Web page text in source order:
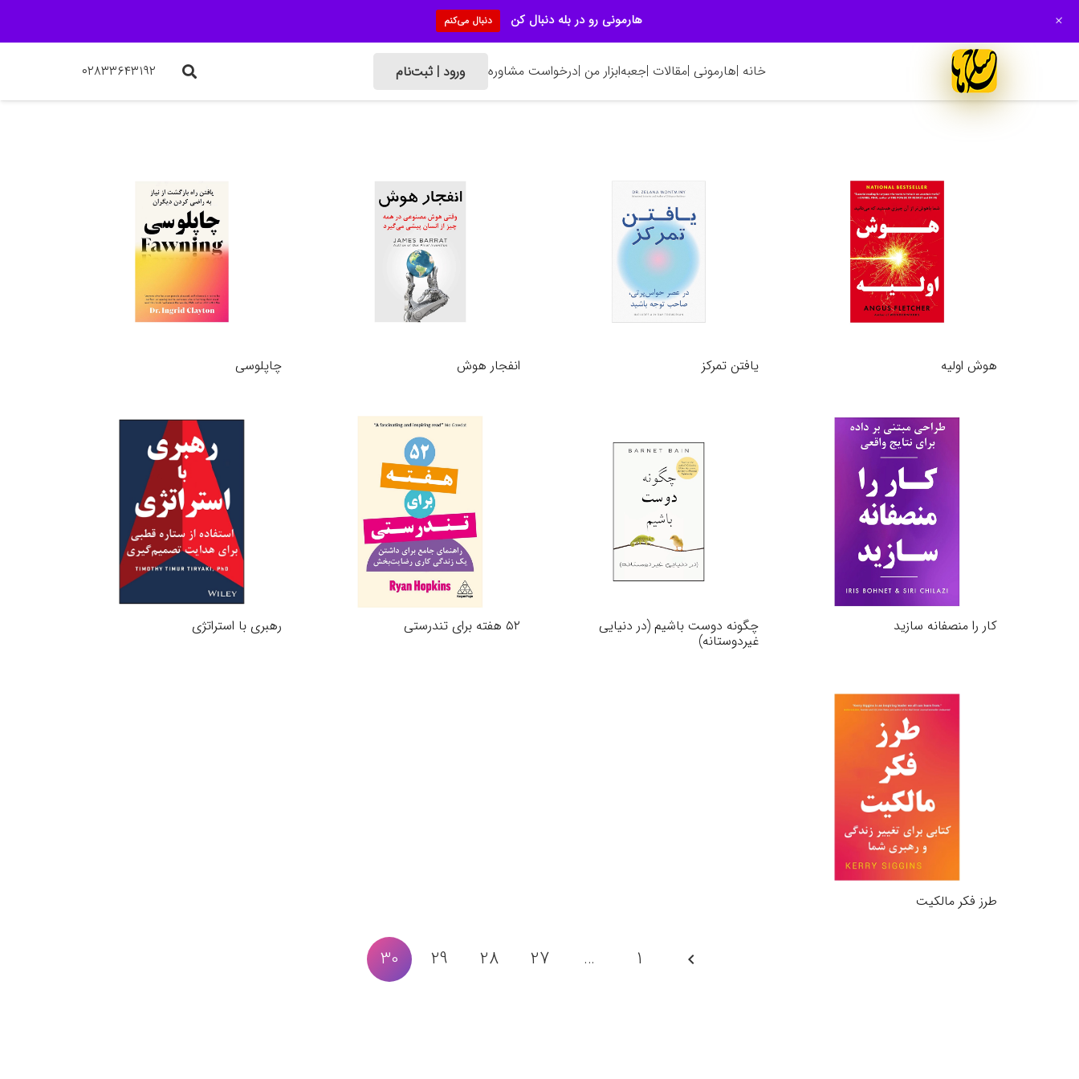
خانه |هارمونی |مقالات |جعبه‌ابزار من |درخواست مشاوره ورود | ثبت‌نام ۰۲۸۳۳۶۴۳۱۹۲
هوش اولیه یافتن تمرکز انفجار هوش چاپلوسی
کار را منصفانه سازید چگونه دوست باشیم (در دنیایی
غیردوستانه)
۵۲ هفته برای تندرستی رهبری با استراتژی
طرز فکر مالکیت
1
…
27
28
29
30
هارمونی رو در بله دنبال کن دنبال می‌کنم +